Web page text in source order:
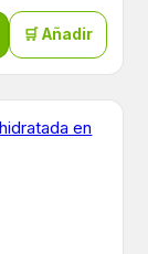
🛒 Añadir